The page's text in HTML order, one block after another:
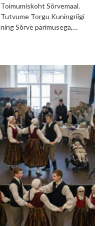
Toimumiskoht Sõrvemaal.
Tutvume Torgu Kuningriigi
ning Sõrve pärimusega,…